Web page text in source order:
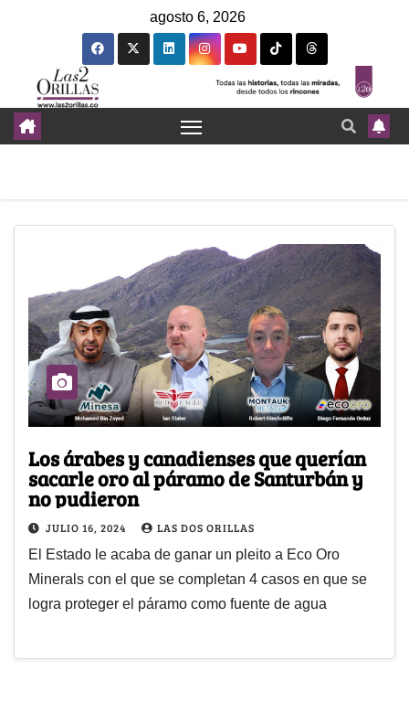
agosto 6, 2026
Los árabes y canadienses que querían
sacarle oro al páramo de Santurbán y
no pudieron
JULIO 16, 2024 LAS DOS ORILLAS
El Estado le acaba de ganar un pleito a Eco Oro
Minerals con el que se completan 4 casos en que se
logra proteger el páramo como fuente de agua